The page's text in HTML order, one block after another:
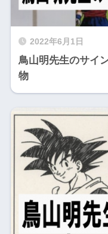
2022年6月1日
鳥山明先生のサイ
物